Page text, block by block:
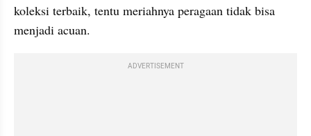
koleksi terbaik, tentu meriahnya peragaan tidak bisa
menjadi acuan.
ADVERTISEMENT